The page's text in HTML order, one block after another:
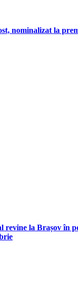
nominalizat la
revine la Brașov în